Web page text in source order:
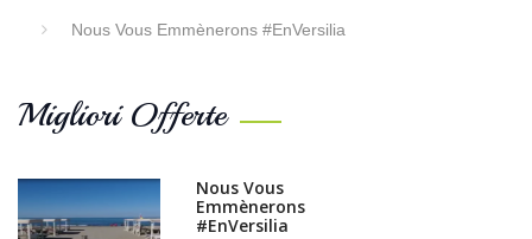
Nous Vous Emmènerons #EnVersilia
Migliori Offerte
Nous Vous
Emmènerons
#EnVersilia